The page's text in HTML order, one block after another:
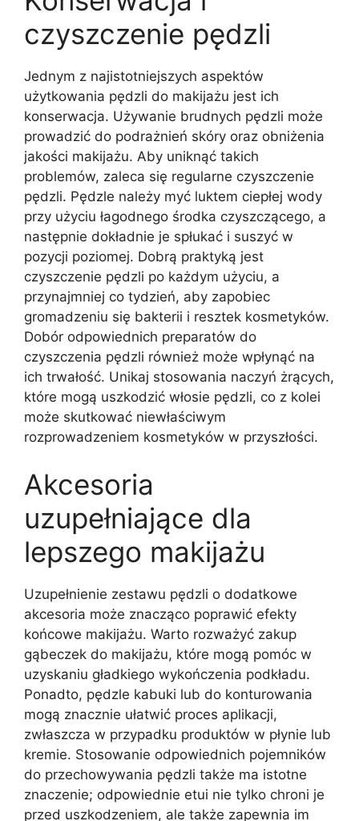
czyszczenie pędzli
Jednym z najistotniejszych aspektów
użytkowania pędzli do makijażu jest ich
konserwacja. Używanie brudnych pędzli może
prowadzić do podrażnień skóry oraz obniżenia
jakości makijażu. Aby uniknąć takich
problemów, zaleca się regularne czyszczenie
pędzli. Pędzle należy myć luktem ciepłej wody
przy użyciu łagodnego środka czyszczącego, a
następnie dokładnie je spłukać i suszyć w
pozycji poziomej. Dobrą praktyką jest
czyszczenie pędzli po każdym użyciu, a
przynajmniej co tydzień, aby zapobiec
gromadzeniu się bakterii i resztek kosmetyków.
Dobór odpowiednich preparatów do
czyszczenia pędzli również może wpłynąć na
ich trwałość. Unikaj stosowania naczyń żrących,
które mogą uszkodzić włosie pędzli, co z kolei
może skutkować niewłaściwym
rozprowadzeniem kosmetyków w przyszłości.
Akcesoria
uzupełniające dla
lepszego makijażu
Uzupełnienie zestawu pędzli o dodatkowe
akcesoria może znacząco poprawić efekty
końcowe makijażu. Warto rozważyć zakup
gąbeczek do makijażu, które mogą pomóc w
uzyskaniu gładkiego wykończenia podkładu.
Ponadto, pędzle kabuki lub do konturowania
mogą znacznie ułatwić proces aplikacji,
zwłaszcza w przypadku produktów w płynie lub
kremie. Stosowanie odpowiednich pojemników
do przechowywania pędzli także ma istotne
znaczenie; odpowiednie etui nie tylko chroni je
przed uszkodzeniem, ale także zapewnia im